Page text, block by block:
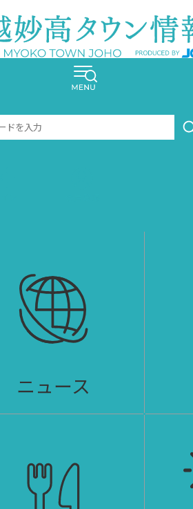
ニュース